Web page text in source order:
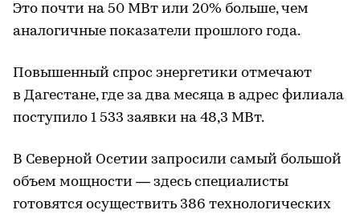
Это почти на 50 МВт или 20% больше, чем
аналогичные показатели прошлого года.
Повышенный спрос энергетики отмечают
в Дагестане, где за два месяца в адрес филиала
поступило 1 533 заявки на 48,3 МВт.
В Северной Осетии запросили самый большой
объем мощности — здесь специалисты
готовятся осуществить 386 технологических